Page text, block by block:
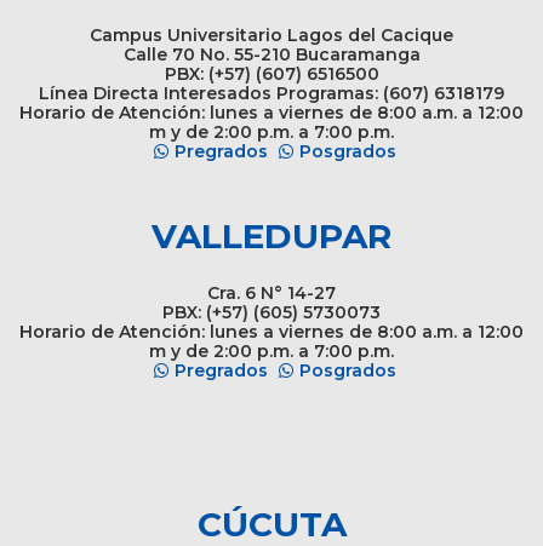
Campus Universitario Lagos del Cacique
Calle 70 No. 55-210 Bucaramanga
PBX: (+57) (607) 6516500
Línea Directa Interesados Programas: (607) 6318179
Horario de Atención: lunes a viernes de 8:00 a.m. a 12:00
m y de 2:00 p.m. a 7:00 p.m.
Pregrados
Posgrados
VALLEDUPAR
Cra. 6 N° 14-27
PBX: (+57) (605) 5730073
Horario de Atención: lunes a viernes de 8:00 a.m. a 12:00
m y de 2:00 p.m. a 7:00 p.m.
Pregrados
Posgrados
CÚCUTA